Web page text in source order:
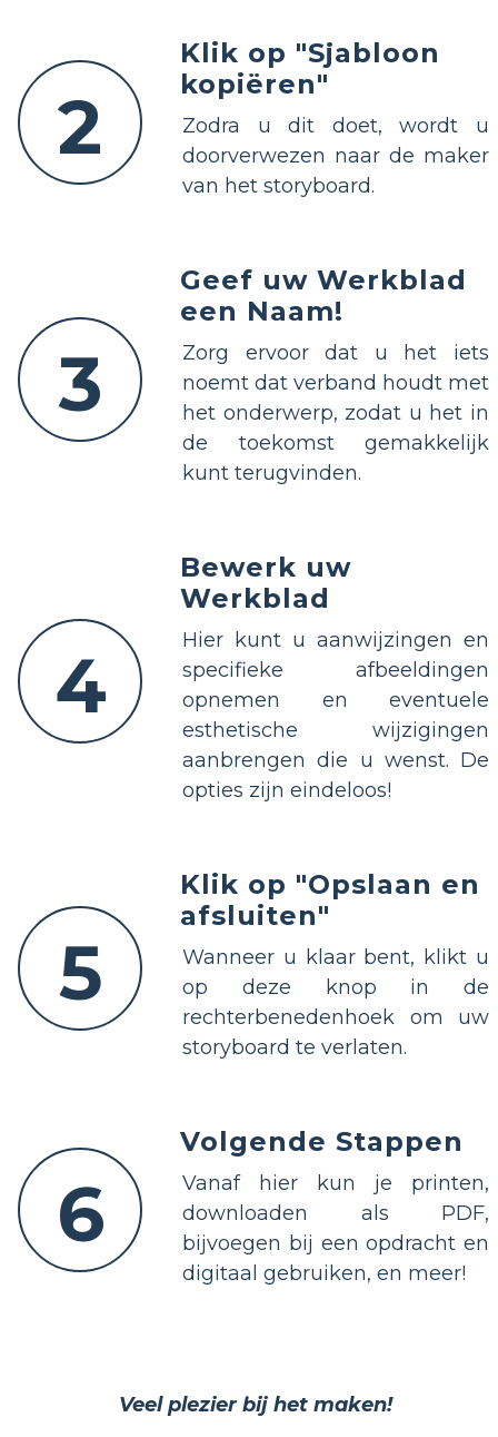
2
Klik op "Sjabloon
kopiëren"
Zodra u dit doet, wordt u
doorverwezen naar de maker
van het storyboard.
3
Geef uw Werkblad
een Naam!
Zorg ervoor dat u het iets
noemt dat verband houdt met
het onderwerp, zodat u het in
de toekomst gemakkelijk
kunt terugvinden.
4
Bewerk uw
Werkblad
Hier kunt u aanwijzingen en
specifieke afbeeldingen
opnemen en eventuele
esthetische wijzigingen
aanbrengen die u wenst. De
opties zijn eindeloos!
5
Klik op "Opslaan en
afsluiten"
Wanneer u klaar bent, klikt u
op deze knop in de
rechterbenedenhoek om uw
storyboard te verlaten.
6
Volgende Stappen
Vanaf hier kun je printen,
downloaden als PDF,
bijvoegen bij een opdracht en
digitaal gebruiken, en meer!
Veel plezier bij het maken!